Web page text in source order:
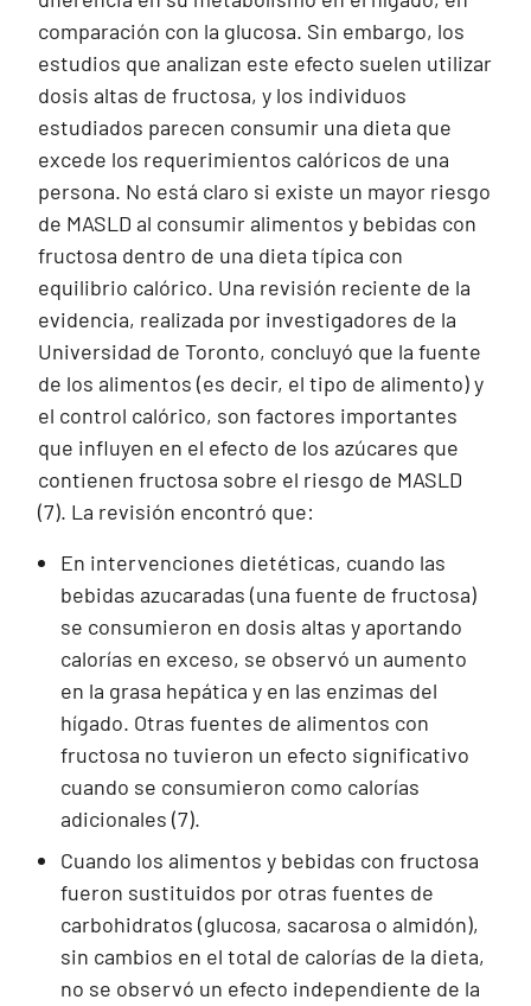
comparación con la glucosa. Sin embargo, los
estudios que analizan este efecto suelen utilizar
dosis altas de fructosa, y los individuos
estudiados parecen consumir una dieta que
excede los requerimientos calóricos de una
persona. No está claro si existe un mayor riesgo
de MASLD al consumir alimentos y bebidas con
fructosa dentro de una dieta típica con
equilibrio calórico. Una revisión reciente de la
evidencia, realizada por investigadores de la
Universidad de Toronto, concluyó que la fuente
de los alimentos (es decir, el tipo de alimento) y
el control calórico, son factores importantes
que influyen en el efecto de los azúcares que
contienen fructosa sobre el riesgo de MASLD
(7). La revisión encontró que:
En intervenciones dietéticas, cuando las
bebidas azucaradas (una fuente de fructosa)
se consumieron en dosis altas y aportando
calorías en exceso, se observó un aumento
en la grasa hepática y en las enzimas del
hígado. Otras fuentes de alimentos con
fructosa no tuvieron un efecto significativo
cuando se consumieron como calorías
adicionales (7).
Cuando los alimentos y bebidas con fructosa
fueron sustituidos por otras fuentes de
carbohidratos (glucosa, sacarosa o almidón),
sin cambios en el total de calorías de la dieta,
no se observó un efecto independiente de la